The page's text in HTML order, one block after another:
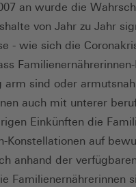
an wurde die
von Jahr zu Jahr
- wie sich die
sind oder
auch mit unterer
Einkünften die
Konstellationen auf
anhand der
Familienernährerinnen